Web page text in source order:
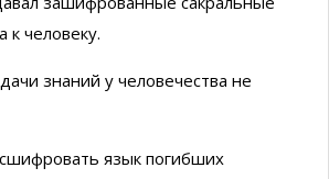
к человеку.
знаний у человечества не
язык погибших